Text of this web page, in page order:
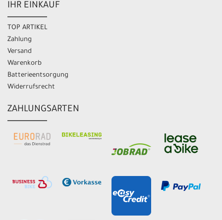
IHR EINKAUF
TOP ARTIKEL
Zahlung
Versand
Warenkorb
Batterieentsorgung
Widerrufsrecht
ZAHLUNGSARTEN